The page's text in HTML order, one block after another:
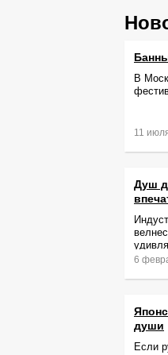
В
11
Душ
6
души
Если